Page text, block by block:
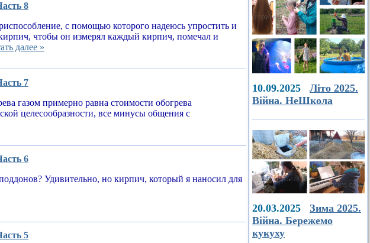
8
с помощью которого надеюсь упростить и
чтобы он измерял каждый кирпич, помечал и
далее »
7
газом примерно равна стоимости обогрева
целесообразности, все минусы общения с
6
Удивительно, но кирпич, который я наносил для
5
10.09.2025 Літо 2025.
Війна. НеШкола
20.03.2025 Зима 2025.
Війна. Бережемо
кукуху